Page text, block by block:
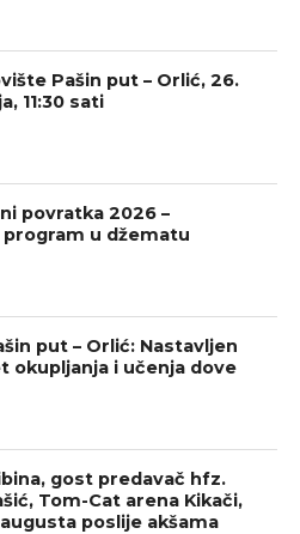
Pašin put – Orlić, 26.
11:30 sati
povratka 2026 –
u džematu
put – Orlić: Nastavljen
okupljanja i učenja dove
gost predavač hfz.
Tom-Cat arena Kikači,
poslije akšama